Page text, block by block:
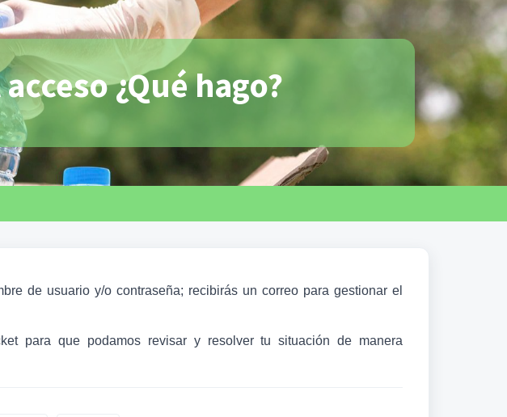
¿Qué hago?
de usuario y/o contraseña; recibirás un correo para gestionar el
para que podamos revisar y resolver tu situación de manera